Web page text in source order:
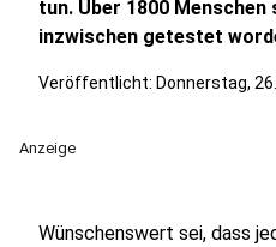
tun. Über 1800
inzwischen getestet
Veröffentlicht: Donnerstag,
Anzeige
Wünschenswert sei, dass